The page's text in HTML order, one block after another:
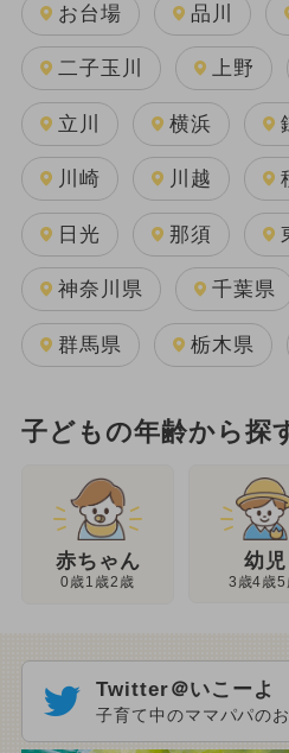
お台場 品川
二子玉川 上野
立川 横浜
川崎 川越
日光 那須
神奈川県 千葉県
群馬県 栃木県
子どもの年齢から探
赤ちゃん
0歳1歳2歳
幼児
3歳4歳5
Twitter＠いこーよ
子育て中のママパパの